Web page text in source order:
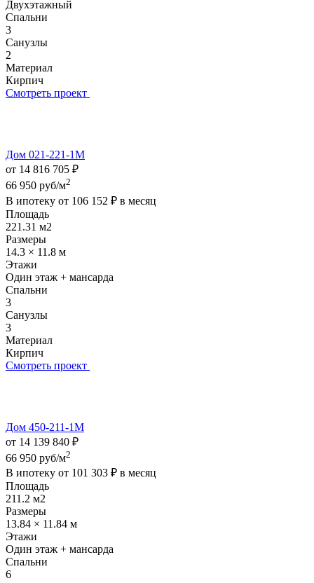
Двухэтажный
Спальни
3
Санузлы
2
Материал
Кирпич
Смотреть проект
Дом 021-221-1М
от 14 816 705 ₽
66 950 руб/м2
В ипотеку от 106 152 ₽ в месяц
Площадь
221.31 м2
Размеры
14.3 × 11.8 м
Этажи
Один этаж + мансарда
Спальни
3
Санузлы
3
Материал
Кирпич
Смотреть проект
Дом 450-211-1М
от 14 139 840 ₽
66 950 руб/м2
В ипотеку от 101 303 ₽ в месяц
Площадь
211.2 м2
Размеры
13.84 × 11.84 м
Этажи
Один этаж + мансарда
Спальни
6